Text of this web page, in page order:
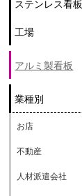
ステンレス看板
工場
アルミ製看板
業種別
お店
不動産
人材派遣会社